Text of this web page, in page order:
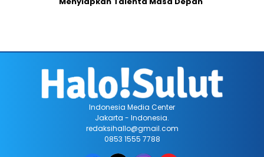
Indonesia Media Center
Jakarta - Indonesia.
redaksihallo@gmail.com
0853 1555 7788